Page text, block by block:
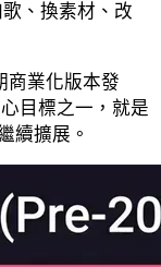
、換素材、改
商業化版本發
目標之一，就是
續擴展。